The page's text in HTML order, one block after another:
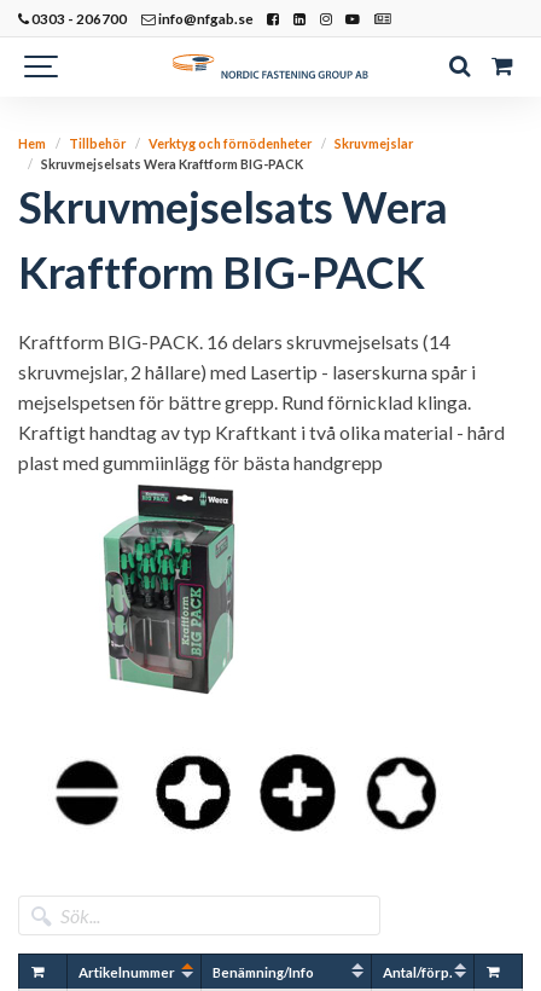
0303 - 206700 info@nfgab.se
Hem Tillbehör Verktyg och förnödenheter
Skruvmejslar
Skruvmejselsats Wera Kraftform BIG-PACK
Skruvmejselsats Wera
Kraftform BIG-PACK
Kraftform BIG-PACK. 16 delars skruvmejselsats (14
skruvmejslar, 2 hållare) med Lasertip - laserskurna spår i
mejselspetsen för bättre grepp. Rund förnicklad klinga.
Kraftigt handtag av typ Kraftkant i två olika material - hård
plast med gummiinlägg för bästa handgrepp
Artikelnummer Benämning/Info Antal/förp.